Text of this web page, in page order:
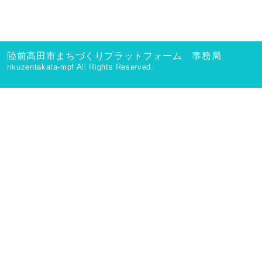
陸前高田市まちづくりプラットフォーム 事務局
rikuzentakata-mpf All Rights Reserved.